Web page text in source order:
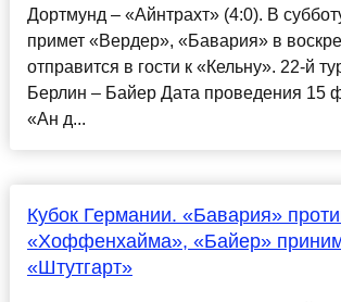
Дортмунд – «Айнтрахт» (4:0). В
примет «Вердер», «Бавария» в
отправится в гости к «Кельну». 22-й
Берлин – Байер Дата проведения 15
«Ан д...
Кубок Германии. «Бавария»
«Хоффенхайма», «Байер»
«Штутгарт»